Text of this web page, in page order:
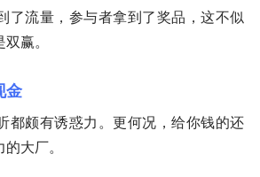
了流量，参与者拿到了奖品，这不似
赢。
金
都颇有诱惑力。更何况，给你钱的还
大厂。